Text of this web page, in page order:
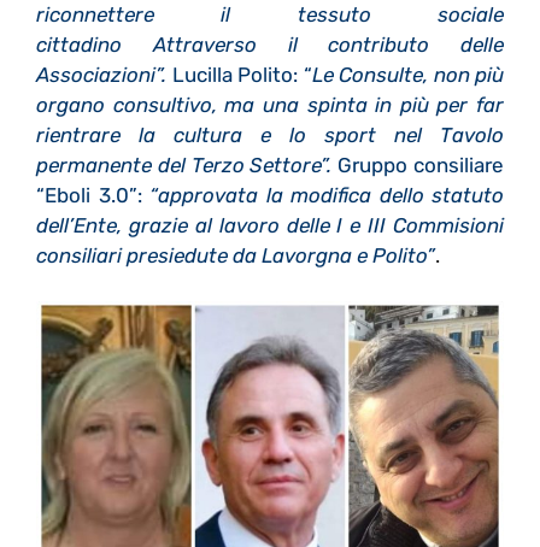
riconnettere il tessuto sociale
cittadino
Attraverso il contributo delle
Associazioni”. Lucilla Polito: “Le Consulte, non più
organo consultivo, ma una spinta in più per far
rientrare la cultura e lo sport nel Tavolo
permanente del Terzo Settore”. Gruppo consiliare
“Eboli 3.0”: “approvata la modifica dello statuto
dell’Ente, grazie al lavoro delle I e III Commisioni
consiliari presiedute da Lavorgna e Polito”.